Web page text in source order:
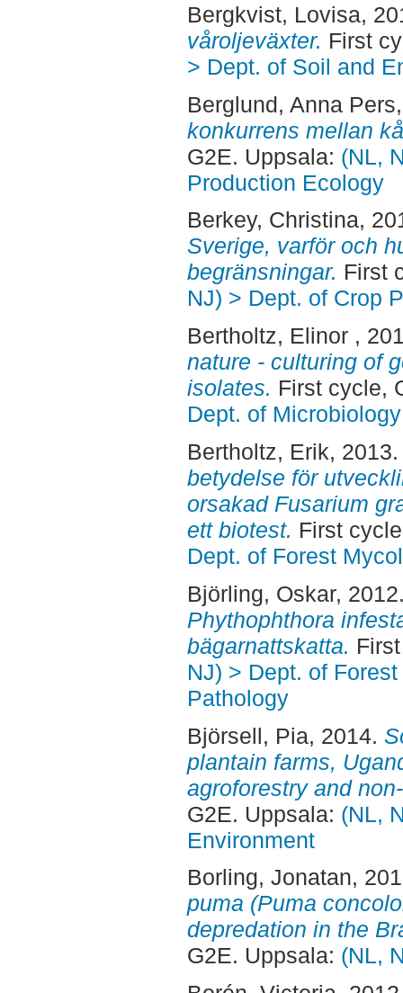
Bergkvist, Lovisa,
våroljeväxter. First
> Dept. of Soil and
Berglund, Anna Pers
konkurrens mellan
G2E. Uppsala: (NL,
Production Ecology
Berkey, Christina,
Sverige, varför och
begränsningar. First
NJ) > Dept. of Crop
Bertholtz, Elinor ,
nature - culturing of
isolates. First cycle,
Dept. of Microbiology
Bertholtz, Erik,
betydelse för
orsakad Fusarium
ett biotest. First
Dept. of Forest
Björling, Oskar,
Phythophthora
bägarnattskatta.
NJ) > Dept. of
Pathology
Björsell, Pia, 2014.
plantain farms,
agroforestry and
G2E. Uppsala: (NL,
Environment
Borling, Jonatan,
puma (Puma
depredation in the
G2E. Uppsala: (NL,